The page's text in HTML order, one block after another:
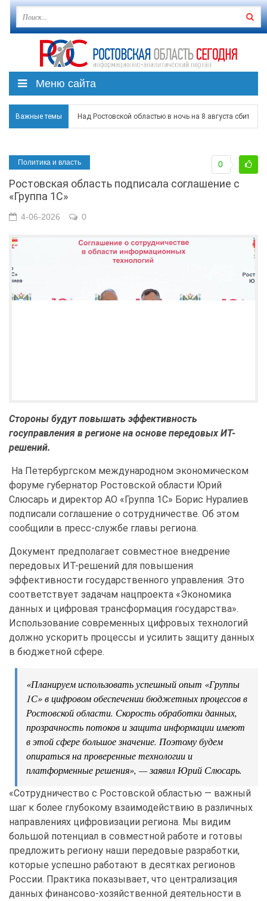
Меню сайта
Важные темы Над Ростовской областью в ночь на 8 августа сбито
Режим ЧС регионального характера начал
В Чеховской библиотеке Таганрога открылась
В Ростове задержан подозреваемый в ночном
Политика и власть
Ростовская область подписала соглашение с
«Группа 1С»
0
4-06-2026 0
Стороны будут повышать эффективность
госуправления в регионе на основе передовых ИТ-
решений.
На Петербургском международном экономическом
форуме губернатор Ростовской области Юрий
Слюсарь и директор АО «Группа 1С» Борис Нуралиев
подписали соглашение о сотрудничестве. Об этом
сообщили в пресс-службе главы региона.
Документ предполагает совместное внедрение
передовых ИТ-решений для повышения
эффективности государственного управления. Это
соответствует задачам нацпроекта «Экономика
данных и цифровая трансформация государства».
Использование современных цифровых технологий
должно ускорить процессы и усилить защиту данных
в бюджетной сфере.
«Планируем использовать успешный опыт «Группы
1С» в цифровом обеспечении бюджетных процессов в
Ростовской области. Скорость обработки данных,
прозрачность потоков и защита информации имеют
в этой сфере большое значение. Поэтому будем
опираться на проверенные технологии и
платформенные решения», — заявил Юрий Слюсарь.
«Сотрудничество с Ростовской областью — важный
шаг к более глубокому взаимодействию в различных
направлениях цифровизации региона. Мы видим
большой потенциал в совместной работе и готовы
предложить региону наши передовые разработки,
которые успешно работают в десятках регионов
России. Практика показывает, что централизация
данных финансово-хозяйственной деятельности в